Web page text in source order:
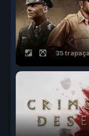
35